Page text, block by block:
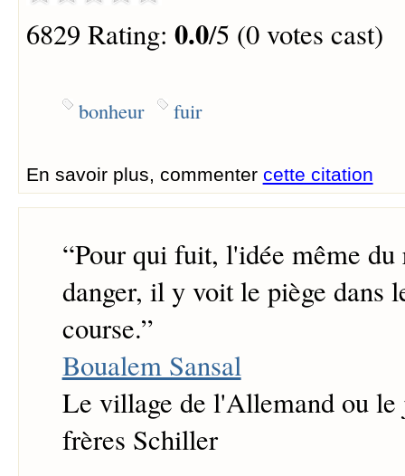
6829 Rating: 0.0/5 (0 votes cast)
bonheur fuir
En savoir plus, commenter cette citation
“Pour qui fuit, l'idée même du
danger, il y voit le piège dans
course.”
Boualem Sansal
Le village de l'Allemand ou le
frères Schiller